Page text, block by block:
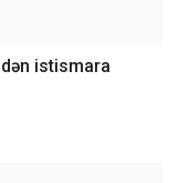
istismara